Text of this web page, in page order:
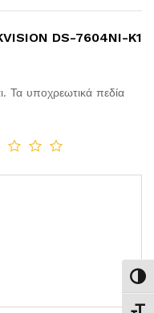
DS-7604NI-K1
Τα υποχρεωτικά πεδία